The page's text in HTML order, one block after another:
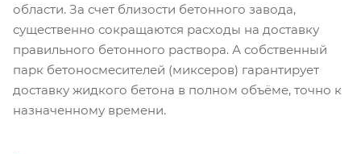
области. За счет близости бетонного завода,
существенно сокращаются расходы на доставку
правильного бетонного раствора. А собственный
парк бетоносмесителей (миксеров) гарантирует
доставку жидкого бетона в полном объёме, точно к
назначенному времени.